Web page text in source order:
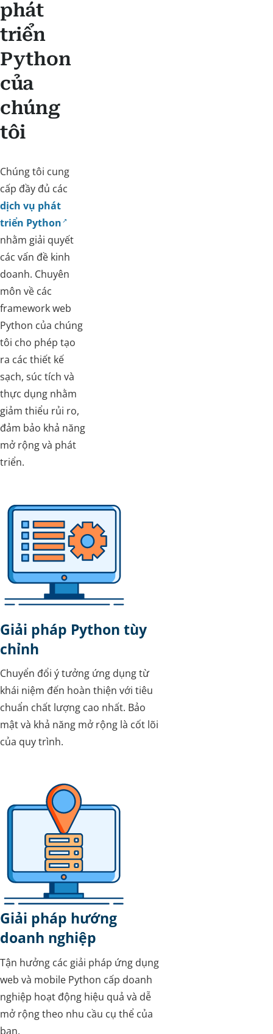
phát
triển
Python
của
chúng
tôi
Chúng tôi cung
cấp đầy đủ các
dịch vụ phát
triển Python
nhằm giải quyết
các vấn đề kinh
doanh. Chuyên
môn về các
framework web
Python của chúng
tôi cho phép tạo
ra các thiết kế
sạch, súc tích và
thực dụng nhằm
giảm thiểu rủi ro,
đảm bảo khả năng
mở rộng và phát
triển.
Giải pháp Python tùy
chỉnh
Chuyển đổi ý tưởng ứng dụng từ
khái niệm đến hoàn thiện với tiêu
chuẩn chất lượng cao nhất. Bảo
mật và khả năng mở rộng là cốt lõi
của quy trình.
Giải pháp hướng
doanh nghiệp
Tận hưởng các giải pháp ứng dụng
web và mobile Python cấp doanh
nghiệp hoạt động hiệu quả và dễ
mở rộng theo nhu cầu cụ thể của
bạn.